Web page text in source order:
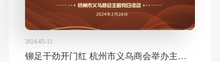
2024-05-15
铆足干劲开门红 杭州市义乌商会举办主题党日暨会员服务日活动